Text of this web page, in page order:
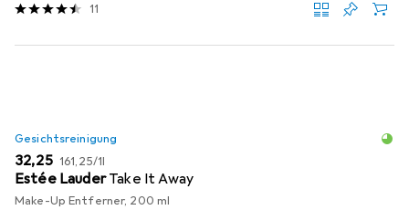
11
Gesichtsreinigung
EUR
32,25 EUR
161,25/1l
Estée Lauder Take It Away
Make-Up Entferner, 200 ml